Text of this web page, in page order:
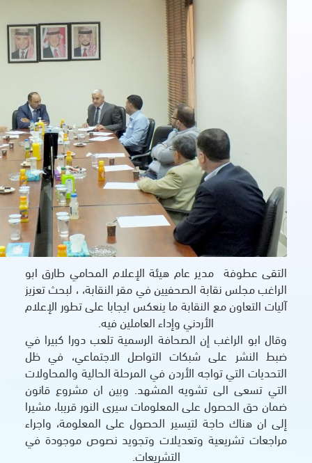
الإعلام المحامي طارق ابو
في مقر النقابة، ، لبحث تعزيز
ما ينعكس ايجابا على تطور الإعلام
الرسمية تلعب دورا كبيرا في
التواصل الاجتماعي، في ظل
في المرحلة الحالية والمحاولات
المشهد. وبين ان مشروع قانون
سيرى النور قريبا، مشيرا
الحصول على المعلومة، واجراء
وتجويد نصوص موجودة في